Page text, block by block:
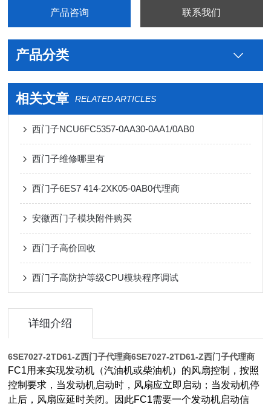
产品咨询 联系我们
产品分类
相关文章 RELATED ARTICLES
西门子NCU6FC5357-0AA30-0AA1/0AB0
西门子维修哪里有
西门子6ES7 414-2XK05-0AB0代理商
安徽西门子模块附件购买
西门子高价回收
西门子高防护等级CPU模块程序调试
详细介绍
6SE7027-2TD61-Z西门子代理商6SE7027-2TD61-Z西门子代理商
FC1用来实现发动机（汽油机或柴油机）的风扇控制，按照
控制要求，当发动机启动时，风扇应立即启动；当发动机停
止后，风扇应延时关闭。因此FC1需要一个发动机启动信